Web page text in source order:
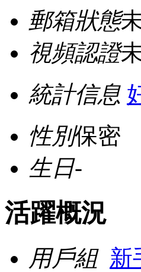
郵箱狀態
視頻認證
統計信息
性別保密
生日-
活躍概況
用戶組 新